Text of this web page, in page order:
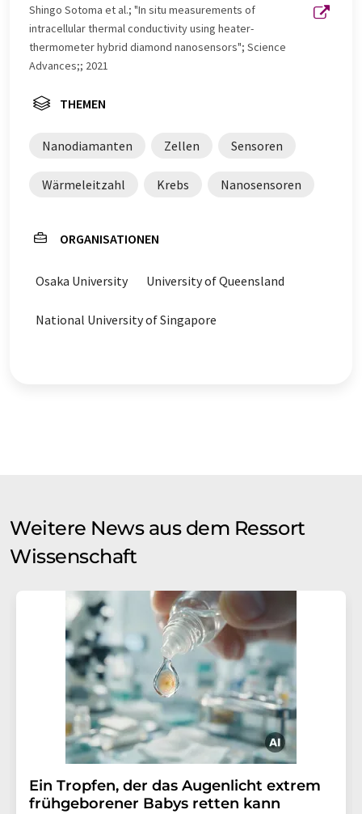
Nachrichten zu präsentieren. Da dieser Artikel mit
automatischer Übersetzung übersetzt wurde, ist es
möglich, dass er Fehler im Vokabular, in der Syntax oder
in der Grammatik enthält. Den ursprünglichen Artikel in
Shingo Sotoma et al.; "In situ measurements of
intracellular thermal conductivity using heater-
thermometer hybrid diamond nanosensors"; Science
Advances;; 2021
THEMEN
Nanodiamanten Zellen Sensoren
Wärmeleitzahl Krebs Nanosensoren
ORGANISATIONEN
Osaka University University of Queensland
National University of Singapore
Weitere News aus dem Ressort
Wissenschaft
Ein Tropfen, der das Augenlicht extrem
frühgeborener Babys retten kann